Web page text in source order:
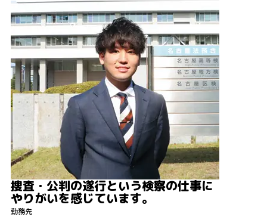
捜査・公判の遂行という検察の仕事に
やりがいを感じています。
勤務先